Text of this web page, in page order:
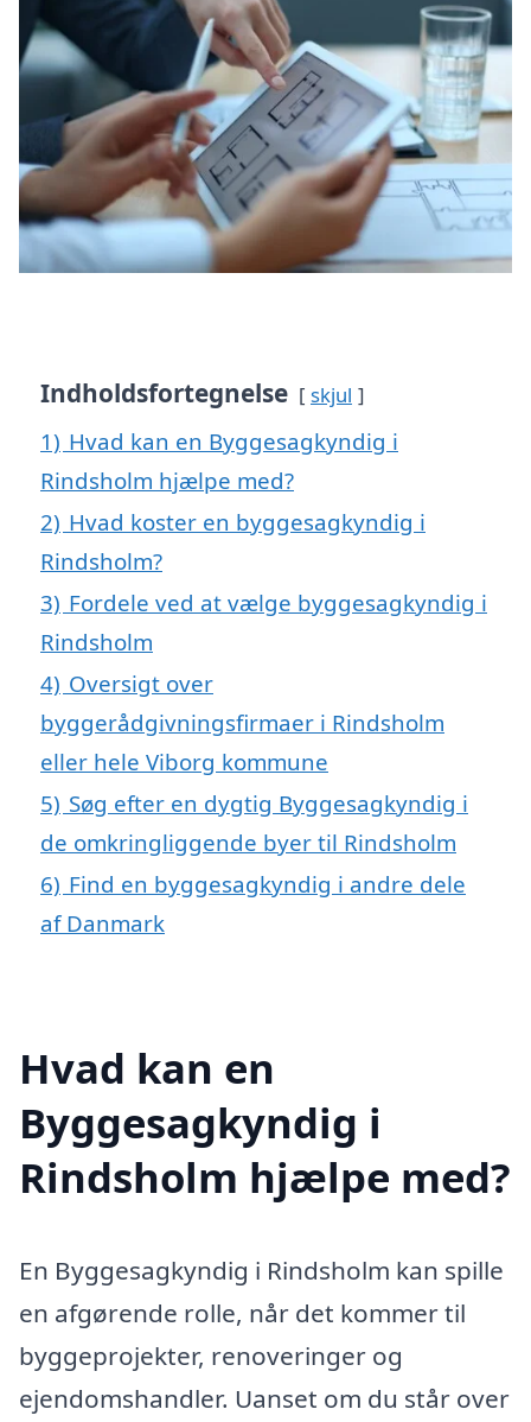
Indholdsfortegnelse skjul
1) Hvad kan en Byggesagkyndig i
Rindsholm hjælpe med?
2) Hvad koster en byggesagkyndig i
Rindsholm?
3) Fordele ved at vælge byggesagkyndig i
Rindsholm
4) Oversigt over
byggerådgivningsfirmaer i Rindsholm
eller hele Viborg kommune
5) Søg efter en dygtig Byggesagkyndig i
de omkringliggende byer til Rindsholm
6) Find en byggesagkyndig i andre dele
af Danmark
Hvad kan en
Byggesagkyndig i
Rindsholm hjælpe med?
En Byggesagkyndig i Rindsholm kan spille
en afgørende rolle, når det kommer til
byggeprojekter, renoveringer og
ejendomshandler. Uanset om du står over